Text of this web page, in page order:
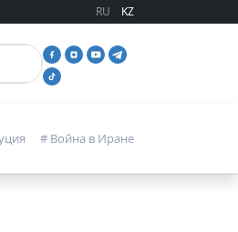
RU KZ
# Война в Иране